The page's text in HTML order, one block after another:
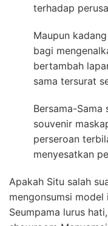
terhadap
Maupun
bagi
bertambah
sama tersurat
Bersama-
souvenir
perseroan
menyesatkan
Apakah Situ salah
mengonsumsi
Seumpama lurus